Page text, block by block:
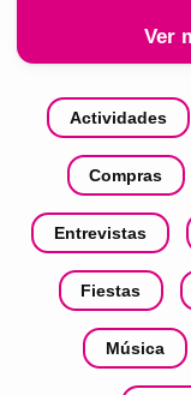
Ver
Actividades
Compras
Entrevistas
Fiestas
Música